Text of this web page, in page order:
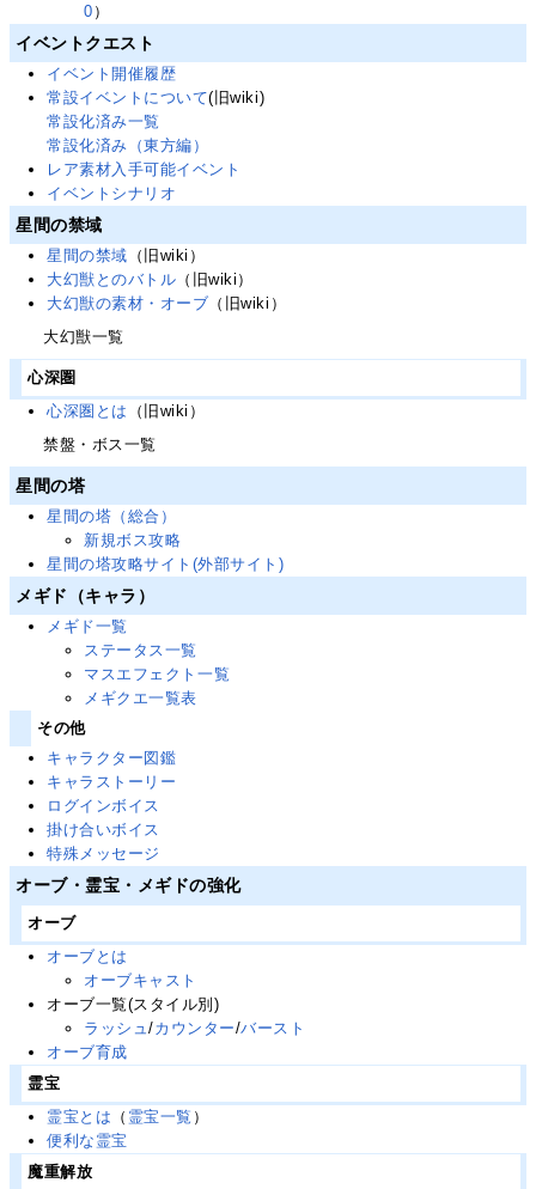
0 ）
イベントクエスト
イベント開催履歴
常設イベントについて(旧wiki)
常設化済み一覧
常設化済み（東方編）
レア素材入手可能イベント
イベントシナリオ
星間の禁域
星間の禁域 （旧wiki）
大幻獣とのバトル （旧wiki）
大幻獣の素材・オーブ （旧wiki）
大幻獣一覧
心深圏
心深圏とは
（旧wiki）
禁盤・ボス一覧
星間の塔
星間の塔（総合）
新規ボス攻略
星間の塔攻略サイト(外部サイト)
メギド（キャラ）
メギド一覧
ステータス一覧
マスエフェクト一覧
メギクエ一覧表
その他
キャラクター図鑑
キャラストーリー
ログインボイス
掛け合いボイス
特殊メッセージ
オーブ・霊宝・メギドの強化
オーブ
オーブとは
オーブキャスト
オーブ一覧(スタイル別)
ラッシュ/カウンター/バースト
オーブ育成
霊宝
霊宝とは （ 霊宝一覧 ）
便利な霊宝
魔重解放